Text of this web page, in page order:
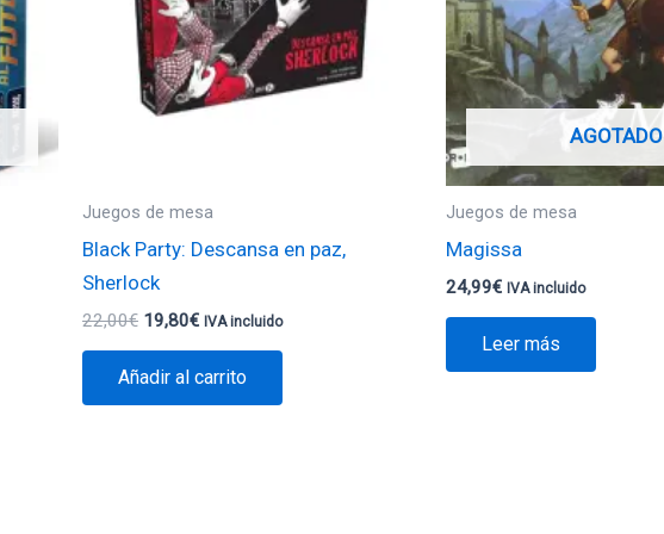
Juegos de mesa
Black Party: Descansa en paz,
Sherlock
22,00€ 19,80€ IVA incluido
Añadir al carrito
AGOTADO
Juegos de mesa
Magissa
24,99€ IVA incluido
Leer más